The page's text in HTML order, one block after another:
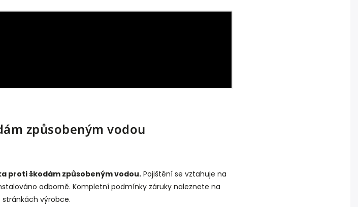
způsobeným vodou
proti škodám způsobeným vodou.Pojištění se vztahuje na
odborně. Kompletní podmínky záruky naleznete na
výrobce.